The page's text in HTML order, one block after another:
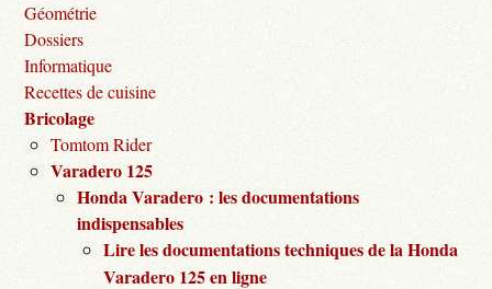
Géométrie
Dossiers
Informatique
Recettes de cuisine
Bricolage
Tomtom Rider
Varadero 125
Honda Varadero : les documentations
indispensables
Lire les documentations techniques de la Honda
Varadero 125 en ligne